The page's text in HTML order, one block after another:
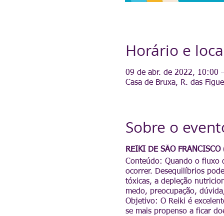
Horário e
09 de abr. de 2022, 10:00
Casa de Bruxa, R. das
Sobre o
REIKI DE SÃO
Conteúdo: Quando o fluxo
ocorrer. Desequilíbrios
tóxicas, a depleção
medo, preocupação,
Objetivo: O Reiki é
se mais propenso a ficar